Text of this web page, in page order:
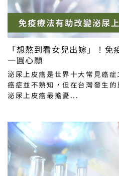
「想熬到看女兒出嫁」！
一圓心願
泌尿上皮癌是世界十大常見癌
癌症並不熟知，但在台灣發生
泌尿上皮癌最擔憂...